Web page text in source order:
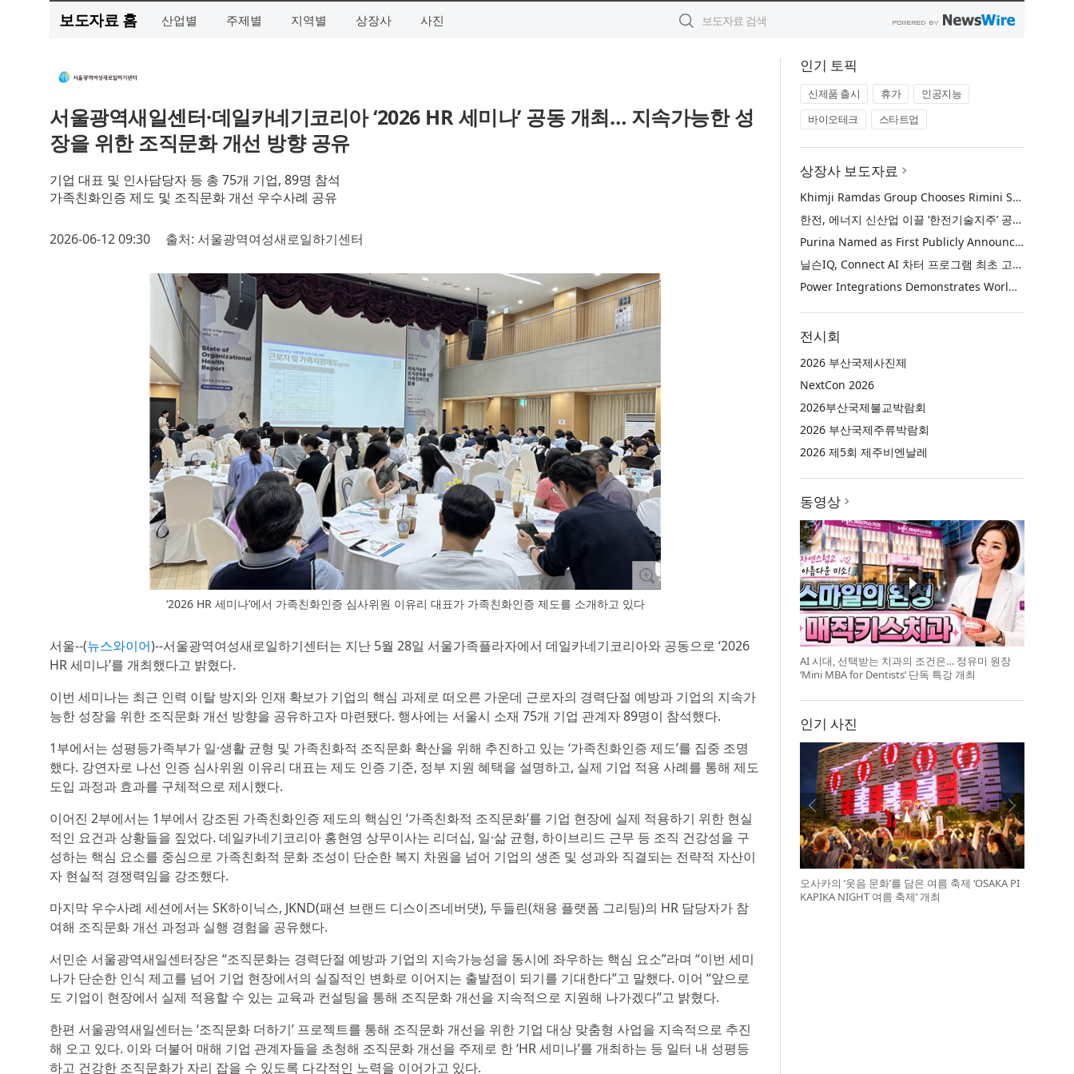
보도자료 홈 산업별 주제별 지역별 상장사 사진
서울광역새일센터·데일카네기코리아 ‘2026 HR 세미나’ 공동 개최… 지속가능한 성
장을 위한 조직문화 개선 방향 공유
기업 대표 및 인사담당자 등 총 75개 기업, 89명 참석
가족친화인증 제도 및 조직문화 개선 우수사례 공유
2026-06-12 09:30 출처: 서울광역여성새로일하기센터
‘2026 HR 세미나’에서 가족친화인증 심사위원 이유리 대표가 가족친화인증 제도를 소개하고 있다
서울--(뉴스와이어)--서울광역여성새로일하기센터는 지난 5월 28일 서울가족플라자에서 데일카네기코리아와 공동으로 ‘2026
HR 세미나’를 개최했다고 밝혔다.
이번 세미나는 최근 인력 이탈 방지와 인재 확보가 기업의 핵심 과제로 떠오른 가운데 근로자의 경력단절 예방과 기업의 지속가
능한 성장을 위한 조직문화 개선 방향을 공유하고자 마련됐다. 행사에는 서울시 소재 75개 기업 관계자 89명이 참석했다.
1부에서는 성평등가족부가 일·생활 균형 및 가족친화적 조직문화 확산을 위해 추진하고 있는 ‘가족친화인증 제도’를 집중 조명
했다. 강연자로 나선 인증 심사위원 이유리 대표는 제도 인증 기준, 정부 지원 혜택을 설명하고, 실제 기업 적용 사례를 통해 제도
도입 과정과 효과를 구체적으로 제시했다.
이어진 2부에서는 1부에서 강조된 가족친화인증 제도의 핵심인 ‘가족친화적 조직문화’를 기업 현장에 실제 적용하기 위한 현실
적인 요건과 상황들을 짚었다. 데일카네기코리아 홍현영 상무이사는 리더십, 일·삶 균형, 하이브리드 근무 등 조직 건강성을 구
성하는 핵심 요소를 중심으로 가족친화적 문화 조성이 단순한 복지 차원을 넘어 기업의 생존 및 성과와 직결되는 전략적 자산이
자 현실적 경쟁력임을 강조했다.
마지막 우수사례 세션에서는 SK하이닉스, JKND(패션 브랜드 디스이즈네버댓), 두들린(채용 플랫폼 그리팅)의 HR 담당자가 참
여해 조직문화 개선 과정과 실행 경험을 공유했다.
서민순 서울광역새일센터장은 “조직문화는 경력단절 예방과 기업의 지속가능성을 동시에 좌우하는 핵심 요소”라며 “이번 세미
나가 단순한 인식 제고를 넘어 기업 현장에서의 실질적인 변화로 이어지는 출발점이 되기를 기대한다”고 말했다. 이어 “앞으로
도 기업이 현장에서 실제 적용할 수 있는 교육과 컨설팅을 통해 조직문화 개선을 지속적으로 지원해 나가겠다”고 밝혔다.
한편 서울광역새일센터는 ‘조직문화 더하기’ 프로젝트를 통해 조직문화 개선을 위한 기업 대상 맞춤형 사업을 지속적으로 추진
해 오고 있다. 이와 더불어 매해 기업 관계자들을 초청해 조직문화 개선을 주제로 한 ‘HR 세미나’를 개최하는 등 일터 내 성평등
하고 건강한 조직문화가 자리 잡을 수 있도록 다각적인 노력을 이어가고 있다.
인기 토픽
신제품 출시 휴가
인공지능
바이오테크
스타트업
상장사 보도자료
Khimji Ramdas Group Chooses Rimini Street to Reduce SAP Support Costs, Protect 700+ Customizations and Reinvest Savings in Innovation
한전, 에너지 신산업 이끌 ‘한전기술지주’ 공식 출범
Purina Named as First Publicly Announced NIQ ConnectAI Charter Client
닐슨IQ, Connect AI 차터 프로그램 최초 고객사 ‘퓨리나’ 선정
Power Integrations Demonstrates World’s First 2200 V GaN Technology for Next-Era High-Voltage Power Systems
전시회
2026 부산국제사진제
NextCon 2026
2026부산국제불교박람회
2026 부산국제주류박람회
2026 제5회 제주비엔날레
동영상
AI 시대, 선택받는 치과의 조건은… 정유미 원장
‘Mini MBA for Dentists’ 단독 특강 개최
인기 사진
오사카의 ‘웃음 문화’를 담은 여름 축제 ‘OSAKA PI
KAPIKA NIGHT 여름 축제’ 개최